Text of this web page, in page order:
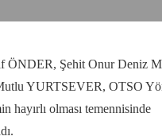
ÖNDER, Şehit Onur Deniz
YURTSEVER, OTSO
hayırlı olması temennisinde